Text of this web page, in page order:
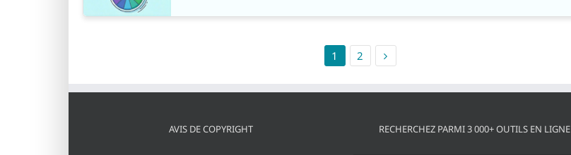
1 2
AVIS DE COPYRIGHT RECHERCHEZ PARMI 3 000+ OUTILS EN LIGNE